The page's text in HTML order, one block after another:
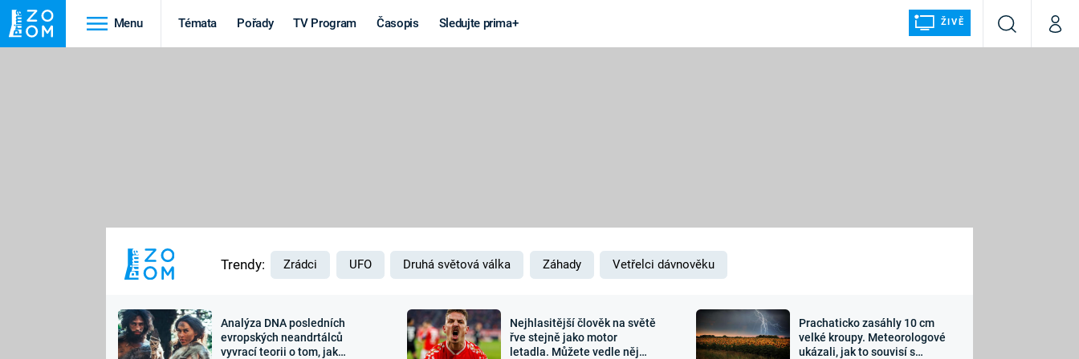
Menu Témata Pořady TV Program Časopis Sledujte prima+ ŽIVĚ
VyhledáváníMůj
MARS
Výročí
Záhady a
Zajímavosti Sledujte nás
Trendy: Zrádci UFO Druhá světová válka Záhady Vetřelci dávnověku
Analýza DNA posledních
evropských neandrtálců
vyvrací teorii o tom, jak
Nejhlasitější člověk na světě
řve stejně jako motor
letadla. Můžete vedle něj
Prachaticko zasáhly 10 cm
velké kroupy. Meteorologové
ukázali, jak to souvisí s